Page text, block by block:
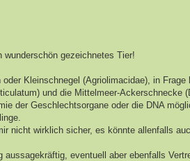
gezeichnetes Tier!
Kleinschnegel (Agriolimacidae), in
und die Mittelmeer-Ackerschnecke
der Geschlechtsorgane oder die DNA
nicht wirklich sicher, es könnte allenfalls
eventuell aber ebenfalls